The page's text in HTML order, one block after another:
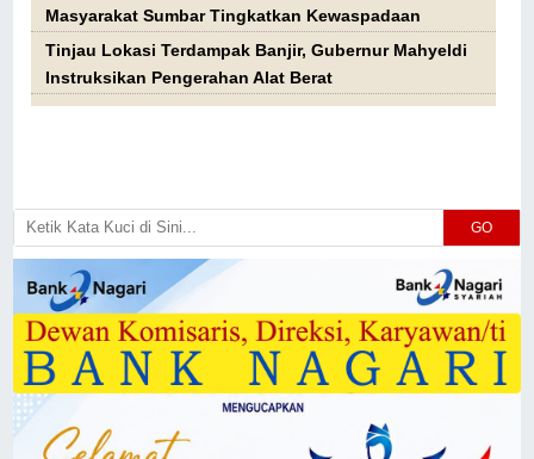
Masyarakat Sumbar Tingkatkan Kewaspadaan
Tinjau Lokasi Terdampak Banjir, Gubernur Mahyeldi
Instruksikan Pengerahan Alat Berat
GO